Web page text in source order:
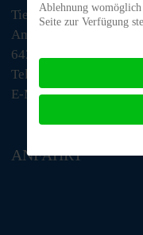
Tiere in Not Odenwald
Am Morsberg 1
64385 Reichelsheim
Telefon: 06063 / 939
E-Mail: tino@tiere-in-
ANFAHRT
Ablehnung
Seite zur Verfügung